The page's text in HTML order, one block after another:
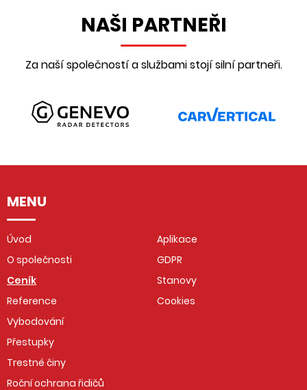
NAŠI PARTNEŘI
Za naší společností a službami stojí silní partneři.
MENU
Úvod
O společnosti
Ceník
Reference
Vybodování
Přestupky
Trestné činy
Roční ochrana řidičů
Aplikace
GDPR
Stanovy
Cookies